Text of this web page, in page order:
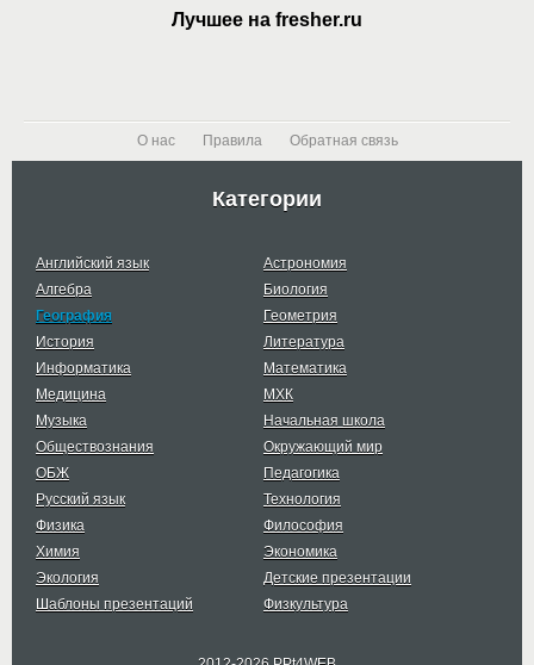
Лучшее на fresher.ru
О нас Правила Обратная связь
Категории
Английский язык
Астрономия
Алгебра
Биология
География
Геометрия
История
Литература
Информатика
Математика
Медицина
МХК
Музыка
Начальная школа
Обществознания
Окружающий мир
ОБЖ
Педагогика
Русский язык
Технология
Физика
Философия
Химия
Экономика
Экология
Детские презентации
Шаблоны презентаций
Физкультура